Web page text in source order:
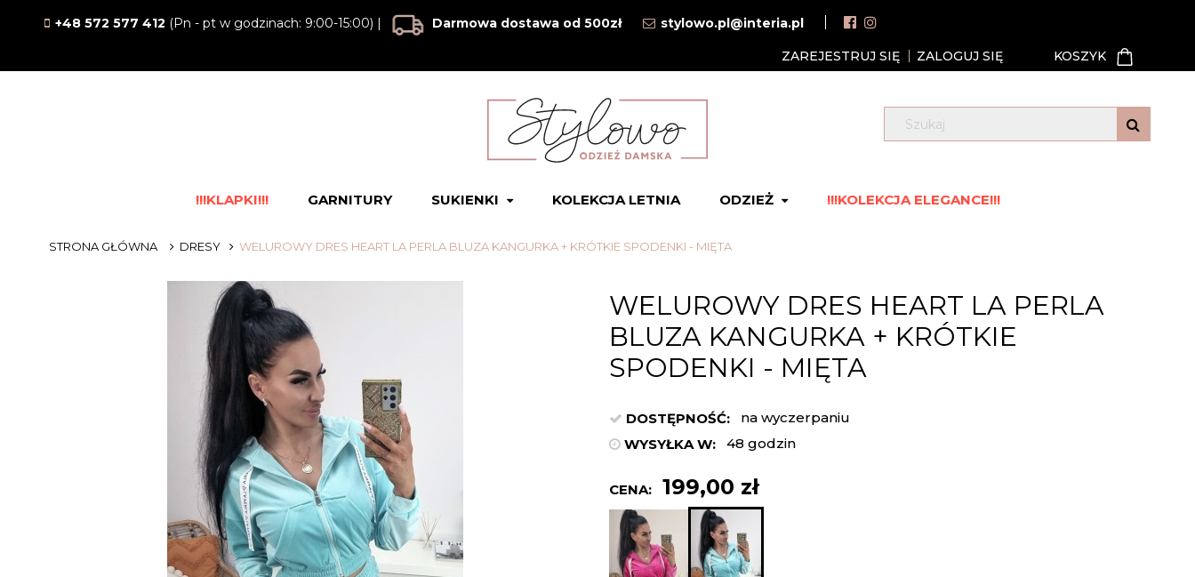
+48 572 577 412 (Pn - pt w godzinach: 9:00-15:00) | Darmowa dostawa od 500zł stylowo.pl@interia.pl
ZAREJESTRUJ SIĘ ZALOGUJ SIĘ
!!!KLAPKI!!! GARNITURY SUKIENKI KOLEKCJA LETNIA ODZIEŻ !!!KOLEKCJA ELEGANCE!!!
STRONA GŁÓWNA DRESY WELUROWY DRES HEART LA PERLA BLUZA KANGURKA + KRÓTKIE SPODENKI - MIĘTA
WELUROWY DRES HEART LA PERLA
BLUZA KANGURKA + KRÓTKIE
SPODENKI - MIĘTA
DOSTĘPNOŚĆ:
na wyczerpaniu
WYSYŁKA W:
48 godzin
CENA: 199,00 zł